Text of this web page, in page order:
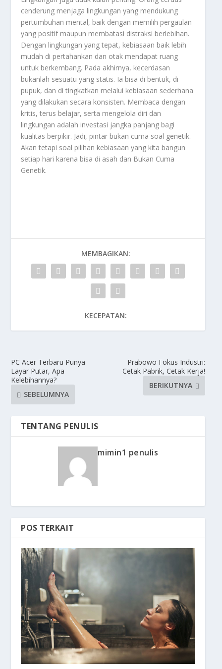
cenderung menjaga lingkungan yang mendukung
pertumbuhan mental, baik dengan memilih pergaulan
yang positif maupun membatasi distraksi berlebihan.
Dengan lingkungan yang tepat, kebiasaan baik lebih
mudah di pertahankan dan otak mendapat ruang
untuk berkembang. Pada akhirnya, kecerdasan
bukanlah sesuatu yang statis. Ia bisa di bentuk, di
pupuk, dan di tingkatkan melalui kebiasaan sederhana
yang dilakukan secara konsisten. Membaca dengan
kritis, terus belajar, serta mengelola diri dan
lingkungan adalah investasi jangka panjang bagi
kualitas berpikir. Jadi, pintar bukan cuma soal genetik.
Akan tetapi soal pilihan kebiasaan yang kita bangun
setiap hari karena bisa di asah dan Bukan Cuma
Genetik.
MEMBAGIKAN:
KECEPATAN:
PC Acer Terbaru Punya
Layar Putar, Apa
Kelebihannya?
SEBELUMNYA
Prabowo Fokus Industri:
Cetak Pabrik, Cetak Kerja!
BERIKUTNYA
TENTANG PENULIS
mimin1 penulis
POS TERKAIT